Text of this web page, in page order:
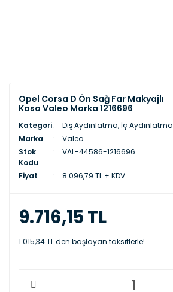
Opel Corsa D Ön Sağ Far Makyajlı
Kasa Valeo Marka 1216696
Kategori
Dış Aydınlatma, İç Aydınlatma
Marka
Valeo
Stok
Kodu
VAL-44586-1216696
Fiyat 8.096,79 TL + KDV
9.716,15 TL
1.015,34 TL den başlayan taksitlerle!